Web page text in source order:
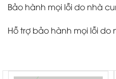
Bảo hành mọi lỗi do nhà
Hỗ trợ bảo hành mọi lỗi do